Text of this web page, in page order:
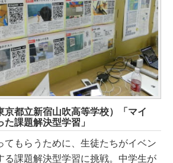
京都立新宿山吹高等学校）「マイ
課題解決型学習」
てもらうために、生徒たちがイベン
る課題解決型学習に挑戦。中学生が